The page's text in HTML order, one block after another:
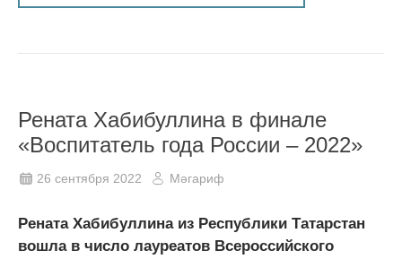
Рената Хабибуллина в финале
«Воспитатель года России – 2022»
26 сентября 2022 Мәгариф
Рената Хабибуллина из Республики Татарстан
вошла в число лауреатов Всероссийского